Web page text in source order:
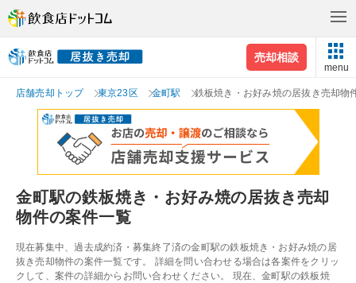
売却相談
menu
店舗売却トップ 東京23区 金町駅 鉄板焼き・お好み焼の居抜き売却物
金町駅の鉄板焼き・お好み焼の居抜き売却
物件の案件一覧
現在募集中、過去成約済・募集終了済の金町駅の鉄板焼き・お好み焼の居
抜き売却物件の案件一覧です。 詳細を問い合わせる場合は各案件をクリッ
クして、案件の詳細からお問い合わせください。 現在、金町駅の鉄板焼